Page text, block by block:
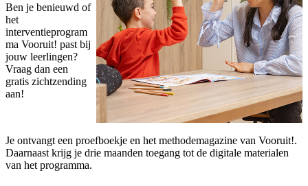
Ben je benieuwd of
het
interventieprogram
ma Vooruit! past bij
jouw leerlingen?
Vraag dan een
gratis zichtzending
aan!
Je ontvangt een proefboekje en het methodemagazine van Vooruit!.
Daarnaast krijg je drie maanden toegang tot de digitale materialen
van het programma.